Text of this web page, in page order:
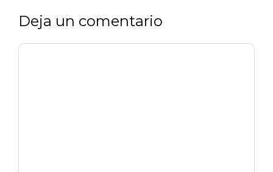
Deja un comentario
Comentario
Nombre
Correo
Web